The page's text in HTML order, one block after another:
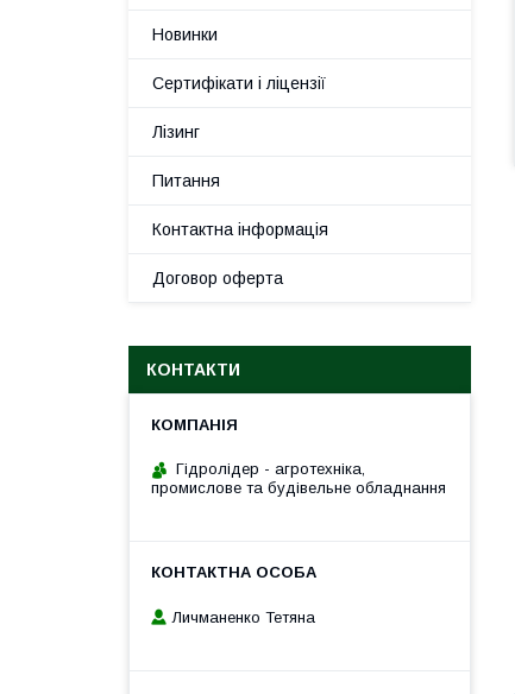
Новинки
Сертифікати і ліцензії
Лізинг
Питання
Контактна інформація
Договор оферта
КОНТАКТИ
Гідролідер - агротехніка,
промислове та будівельне обладнання
Личманенко Тетяна